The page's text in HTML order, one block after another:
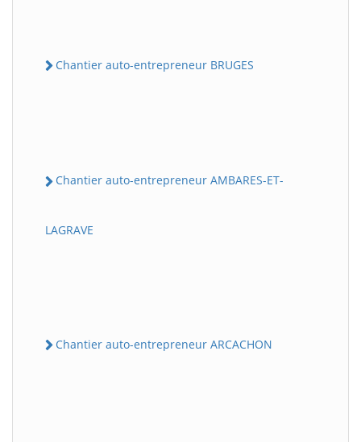
Chantier auto-entrepreneur BRUGES
Chantier auto-entrepreneur AMBARES-ET-
LAGRAVE
Chantier auto-entrepreneur ARCACHON